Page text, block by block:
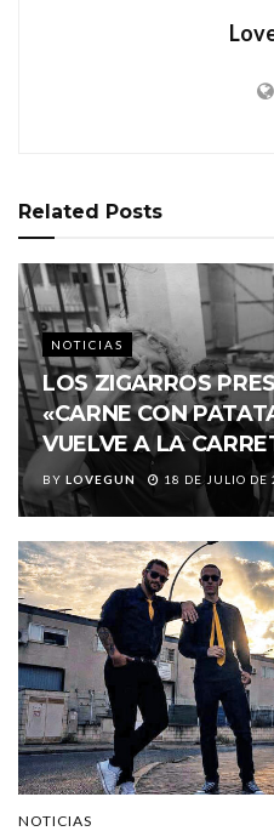
Related Posts
NOTICIAS
LOS ZIGARROS
«CARNE CON
VUELVE A LA
BY LOVEGUN 18 DE JULIO DE
NOTICIAS